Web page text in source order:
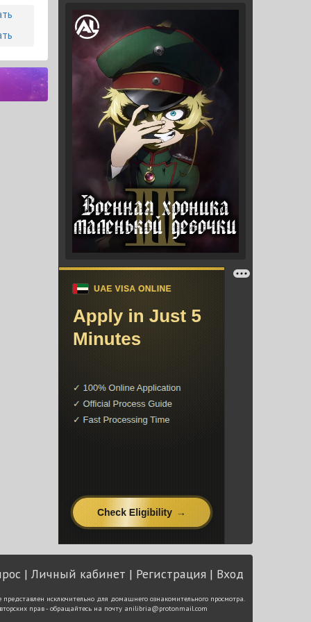
Личный кабинет Регистрация Вход
исключительно для домашнего ознакомительного просмотра.
прав - обращайтесь на почту anilibria@protonmail.com